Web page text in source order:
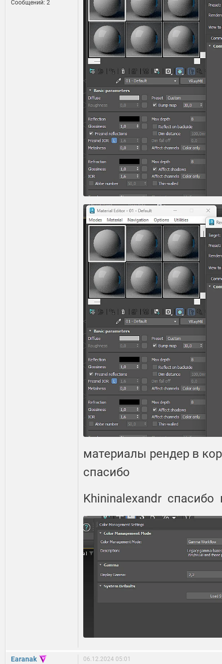
Сообщений: 2
материалы рендер в
спасибо
Khininalexandr спасибо
Earanak 06.12.2024 05:01